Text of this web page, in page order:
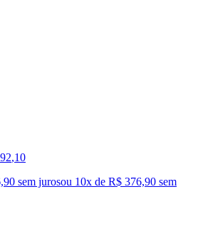
,10
sem jurosou 10x de R$ 376,90 sem